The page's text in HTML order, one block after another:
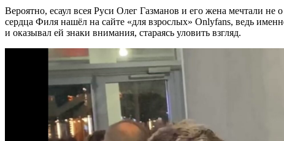
Вероятно, есаул всея Руси Олег Газманов и его жена мечтали
сердца Филя нашёл на сайте «для взрослых» Onlyfans, ведь
и оказывал ей знаки внимания, стараясь уловить взгляд.